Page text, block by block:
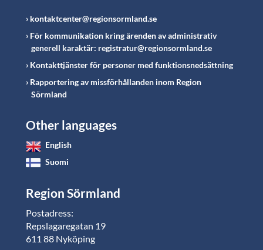
kontaktcenter@regionsormland.se
För kommunikation kring ärenden av administrativ
generell karaktär: registratur@regionsormland.se
Kontakttjänster för personer med funktionsnedsättning
Rapportering av missförhållanden inom Region
Sörmland
Other languages
English
Suomi
Region Sörmland
Postadress:
Repslagaregatan 19
611 88 Nyköping